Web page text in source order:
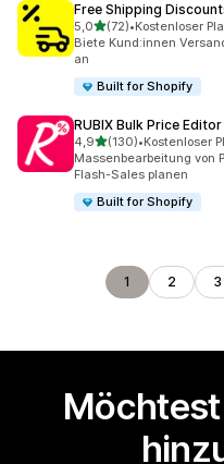
Free Shipping
5,0von 5 Sternen
(72)
72 Rezensionen
•Kostenloser
Biete Kund:innen
an
Built for Shopify
RUBIX Bulk Price Editor
4,9von 5 Sternen
(130)
130 Rezensionen
•Kostenloser
Massenbearbeitung von
Flash-Sales planen
Built for Shopify
1 2 3